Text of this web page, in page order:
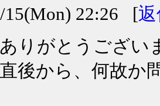
15(Mon) 22:26 [
りがとうござい
後から、何故か